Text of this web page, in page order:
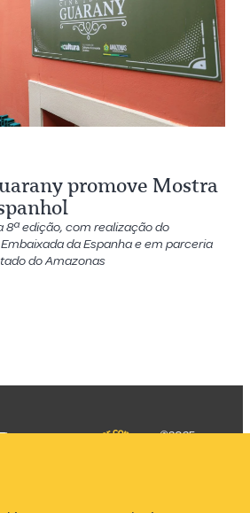
promove Mostra
8ª edição, com realização do
da Espanha e em parceria
do Amazonas
©2025